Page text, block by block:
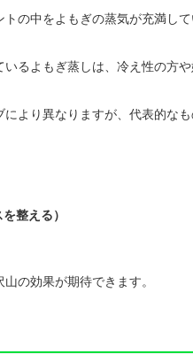
の中をよもぎの蒸気が充満し
いるよもぎ蒸しは、冷え性の方
より異なりますが、代表的なも
整える）
の効果が期待できます。